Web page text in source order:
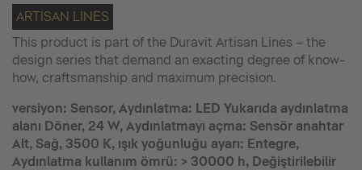
ARTISAN LINES
This product is part of the Duravit Artisan Lines – the
design series that demand an exacting degree of know-
how, craftsmanship and maximum precision.
versiyon: Sensor, Aydınlatma: LED Yukarıda aydınlatma
alanı Döner, 24 W, Aydınlatmayı açma: Sensör anahtar
Alt, Sağ, 3500 K, ışık yoğunluğu ayarı: Entegre,
Aydınlatma kullanım ömrü: > 30000 h, Değiştirilebilir